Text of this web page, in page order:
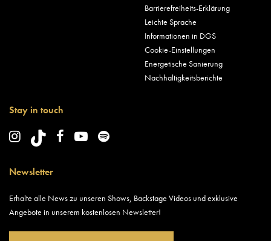
Barrierefreiheits-Erklärung
Leichte Sprache
Informationen in DGS
Cookie-Einstellungen
Energetische Sanierung
Nachhaltigkeitsberichte
Stay in touch
Newsletter
Erhalte alle News zu unseren Shows, Backstage Videos und exklusive
Angebote in unserem kostenlosen Newsletter!